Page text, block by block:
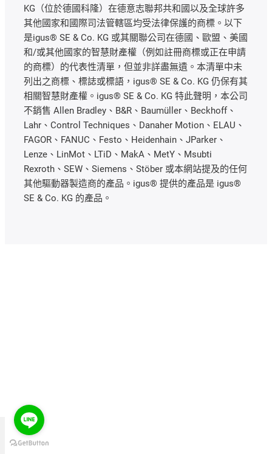
KG（位於德國科隆）在德意志聯邦共和國以及全球許多
其他國家和國際司法管轄區均受法律保護的商標。以下
是igus® SE & Co. KG 或其關聯公司在德國、歐盟、美國
和/或其他國家的智慧財產權（例如註冊商標或正在申請
的商標）的代表性清單，但並非詳盡無遺。本清單中未
列出之商標、標誌或標語，igus® SE & Co. KG 仍保有其
相關智慧財產權。igus® SE & Co. KG 特此聲明，本公司
不銷售 Allen Bradley、B&R、Baumüller、Beckhoff、
Lahr、Control Techniques、Danaher Motion、ELAU、
FAGOR、FANUC、Festo、Heidenhain、JParker、
Lenze、LinMot、LTiD、MakA、MetY、Msubti
Rexroth、SEW、Siemens、Stöber 或本網站提及的任何
其他驅動器製造商的產品。igus® 提供的產品是 igus®
SE & Co. KG 的產品。